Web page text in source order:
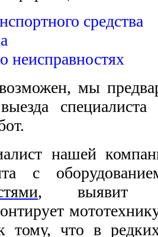
средства
неисправностях
мы
специалиста
нашей
с
, выявит
тому, что в